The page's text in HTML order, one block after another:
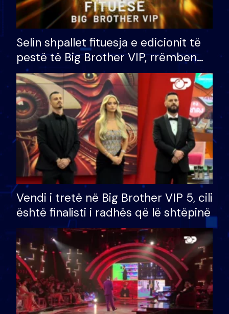
Selin shpallet fituesja e edicionit të
pestë të Big Brother VIP, rrëmben
çmimin e madh prej 100 mijë eurosh
Vendi i tretë në Big Brother VIP 5, cili
është finalisti i radhës që lë shtëpinë